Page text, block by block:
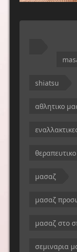
shiatsu
αθλητικο
μασαζ
μασαζ
μασαζ στο
σεμιναρια